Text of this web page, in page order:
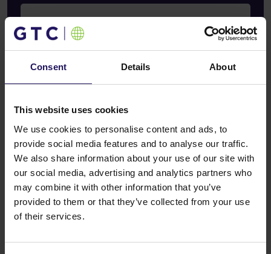
Consent Details About
This website uses cookies
We use cookies to personalise content and ads, to
provide social media features and to analyse our traffic.
We also share information about your use of our site with
our social media, advertising and analytics partners who
may combine it with other information that you’ve
provided to them or that they’ve collected from your use
of their services.
GTC logoPobierz JPEG | 62.25 KB